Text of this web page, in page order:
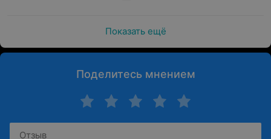
Показать ещё
Поделитесь мнением